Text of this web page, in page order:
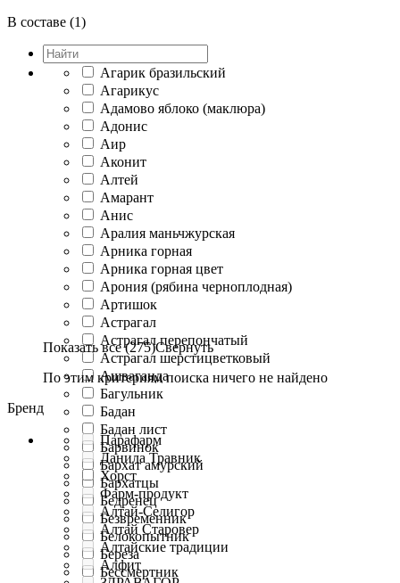
В составе (1)
Агарик бразильский
Агарикус
Адамово яблоко (маклюра)
Адонис
Аир
Аконит
Алтей
Амарант
Анис
Аралия маньчжурская
Арника горная
Арника горная цвет
Арония (рябина черноплодная)
Артишок
Астрагал
Астрагал перепончатый
Астрагал шерстицветковый
Ашваганда
Багульник
Бадан
Бадан лист
Барвинок
Бархат амурский
Бархатцы
Бедренец
Безвременник
Белокопытник
Береза
Бессмертник
Показать все (275)Свернуть
По этим критериям поиска ничего не найдено
Бренд
Парафарм
Данила Травник
Хорст
Фарм-продукт
Алтай-Селигор
Алтай Старовер
Алтайские традиции
Алфит